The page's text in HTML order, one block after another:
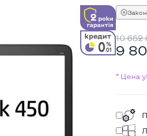
10 652
9
* Цена